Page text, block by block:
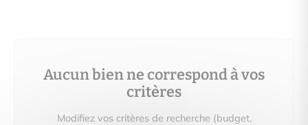
Aucun bien ne correspond à vos
critères
Modifiez vos critères de recherche (budget,